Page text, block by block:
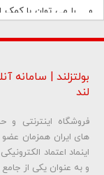
و… را می‌ توان با کمک
مهره شش گوش اینچی
های استاندارد
های این دستگاه به
بولتزلند | سامانه
لند
فروشگاه اینترنتی و
های ایران همزمان
اینماد اعتماد
و به عنوان یکی از